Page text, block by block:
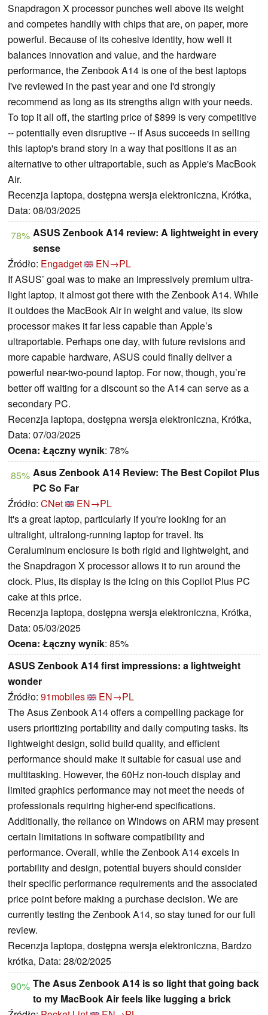
Snapdragon X processor punches well above its weight
and competes handily with chips that are, on paper, more
powerful. Because of its cohesive identity, how well it
balances innovation and value, and the hardware
performance, the Zenbook A14 is one of the best laptops
I've reviewed in the past year and one I'd strongly
recommend as long as its strengths align with your needs.
To top it all off, the starting price of $899 is very competitive
-- potentially even disruptive -- if Asus succeeds in selling
this laptop's brand story in a way that positions it as an
alternative to other ultraportable, such as Apple's MacBook
Air.
Recenzja laptopa, dostępna wersja elektroniczna, Krótka,
Data: 08/03/2025
78% ASUS Zenbook A14 review: A lightweight in every
sense
Źródło: Engadget
EN→PL
If ASUS’ goal was to make an impressively premium ultra-
light laptop, it almost got there with the Zenbook A14. While
it outdoes the MacBook Air in weight and value, its slow
processor makes it far less capable than Apple’s
ultraportable. Perhaps one day, with future revisions and
more capable hardware, ASUS could finally deliver a
powerful near-two-pound laptop. For now, though, you’re
better off waiting for a discount so the A14 can serve as a
secondary PC.
Recenzja laptopa, dostępna wersja elektroniczna, Krótka,
Data: 07/03/2025
Ocena: Łączny wynik: 78%
85% Asus Zenbook A14 Review: The Best Copilot Plus
PC So Far
Źródło: CNet
EN→PL
It's a great laptop, particularly if you're looking for an
ultralight, ultralong-running laptop for travel. Its
Ceraluminum enclosure is both rigid and lightweight, and
the Snapdragon X processor allows it to run around the
clock. Plus, its display is the icing on this Copilot Plus PC
cake at this price.
Recenzja laptopa, dostępna wersja elektroniczna, Krótka,
Data: 05/03/2025
Ocena: Łączny wynik: 85%
ASUS Zenbook A14 first impressions: a lightweight
wonder
Źródło: 91mobiles
EN→PL
The Asus Zenbook A14 offers a compelling package for
users prioritizing portability and daily computing tasks. Its
lightweight design, solid build quality, and efficient
performance should make it suitable for casual use and
multitasking. However, the 60Hz non-touch display and
limited graphics performance may not meet the needs of
professionals requiring higher-end specifications.
Additionally, the reliance on Windows on ARM may present
certain limitations in software compatibility and
performance. Overall, while the Zenbook A14 excels in
portability and design, potential buyers should consider
their specific performance requirements and the associated
price point before making a purchase decision. We are
currently testing the Zenbook A14, so stay tuned for our full
review.
Recenzja laptopa, dostępna wersja elektroniczna, Bardzo
krótka, Data: 28/02/2025
90% The Asus Zenbook A14 is so light that going back
to my MacBook Air feels like lugging a brick